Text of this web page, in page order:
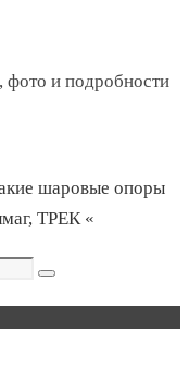
фото и подробности
шаровые опоры
ТРЕК «
Поиск